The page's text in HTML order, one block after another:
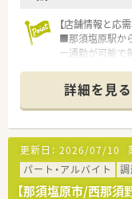
【店舗情報と応
■那須塩原駅か
ー通勤が可能で
方箋を応需して
■常勤薬剤師5
るため薬剤師業
【企業の特徴】
■栃木県内に4
■健康相談から
制です。
詳細を見る
更新日： 2026/07/10
パート・アルバイト
【那須塩原市/西那